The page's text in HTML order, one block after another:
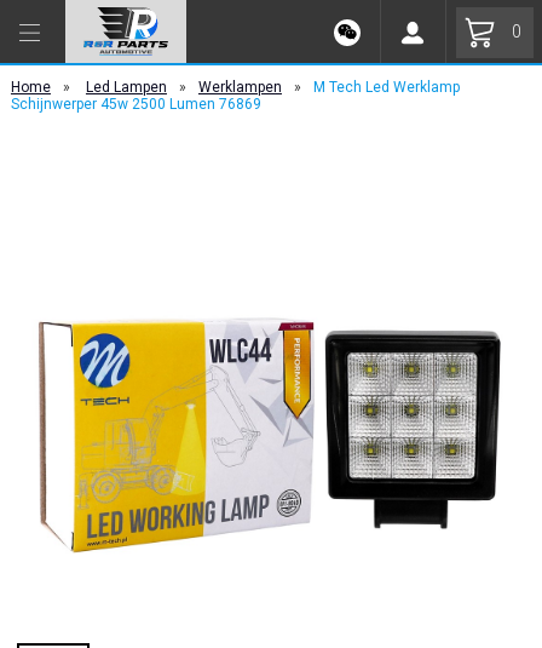
0
Home » Led Lampen » Werklampen »
M Tech Led Werklamp
Schijnwerper 45w 2500 Lumen 76869